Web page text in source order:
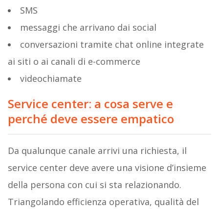
SMS
messaggi che arrivano dai social
conversazioni tramite chat online integrate
ai siti o ai canali di e-commerce
videochiamate
Service center: a cosa serve e
perché deve essere empatico
Da qualunque canale arrivi una richiesta, il
service center deve avere una visione d’insieme
della persona con cui si sta relazionando.
Triangolando efficienza operativa, qualità del